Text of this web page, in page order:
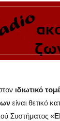
ιδιωτικό
είναι θετικό
Συστήματος «